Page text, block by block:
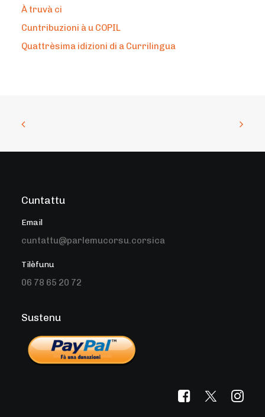
À truvà ci
Cuntribuzioni à u COPIL
Quattrèsima idizioni di a Currilingua
Cuntattu
Email
cuntattu@parlemucorsu.corsica
Tilèfunu
06 78 65 20 72
Sustenu